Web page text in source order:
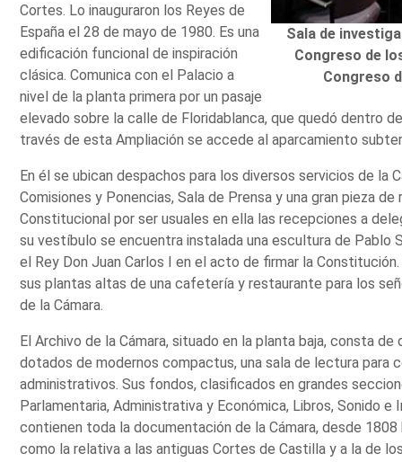
Sala de
Congreso de
Congreso
Cortes. Lo inauguraron los Reyes de
España el 28 de mayo de 1980. Es una
edificación funcional de inspiración
clásica. Comunica con el Palacio a
nivel de la planta primera por un pasaje
elevado sobre la calle de Floridablanca, que quedó dentro
través de esta Ampliación se accede al aparcamiento
En él se ubican despachos para los diversos servicios de la
Comisiones y Ponencias, Sala de Prensa y una gran pieza de
Constitucional por ser usuales en ella las recepciones a
su vestíbulo se encuentra instalada una escultura de Pablo
el Rey Don Juan Carlos I en el acto de firmar la
sus plantas altas de una cafetería y restaurante para los
de la Cámara.
El Archivo de la Cámara, situado en la planta baja, consta
dotados de modernos compactus, una sala de lectura para
administrativos. Sus fondos, clasificados en grandes
Parlamentaria, Administrativa y Económica, Libros, Sonido e
contienen toda la documentación de la Cámara, desde
como la relativa a las antiguas Cortes de Castilla y a la de